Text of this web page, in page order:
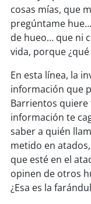
soy
soychiloé
cosas mías, que
pregúntame
de hueo… que ni
vida, porque
En esta línea, la
información que
Barrientos quiere
información te
saber a quién
metido en
que esté en el
opinen de otros
¿Esa es la